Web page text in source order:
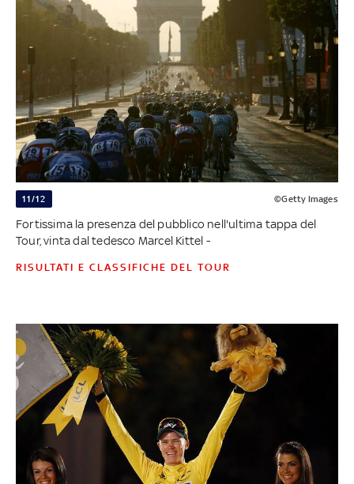
11/12 ©Getty Images
Fortissima la presenza del pubblico nell'ultima tappa del
Tour, vinta dal tedesco Marcel Kittel -
RISULTATI E CLASSIFICHE DEL TOUR